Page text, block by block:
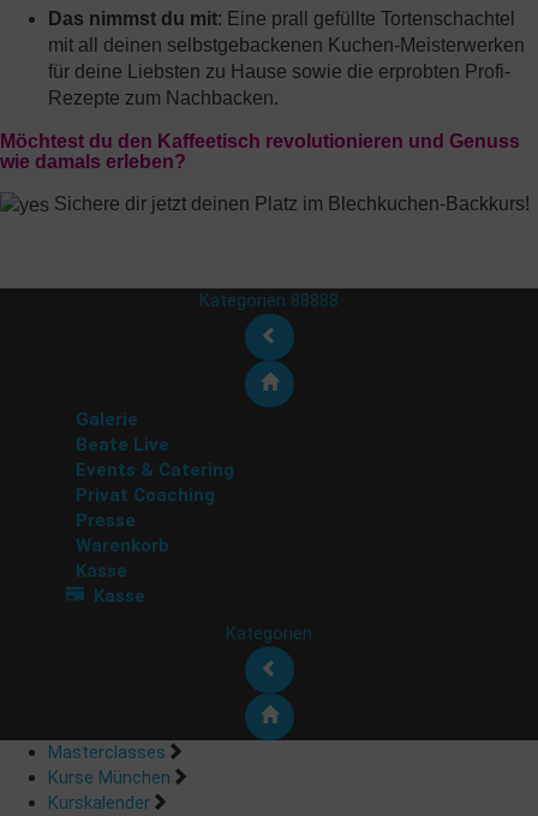
Das nimmst du mit: Eine prall gefüllte Tortenschachtel
mit all deinen selbstgebackenen Kuchen-Meisterwerken
für deine Liebsten zu Hause sowie die erprobten Profi-
Rezepte zum Nachbacken.
Möchtest du den Kaffeetisch revolutionieren und Genuss
wie damals erleben?
Sichere dir jetzt deinen Platz im Blechkuchen-Backkurs!
Kategorien 88888
Galerie
Beate Live
Events & Catering
Privat Coaching
Presse
Warenkorb
Kasse
Kasse
Kategorien
Masterclasses
Kurse München
Kurskalender